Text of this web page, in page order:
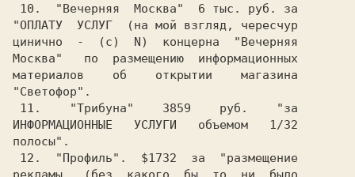
"ОПЛАТУ  УСЛУГ  (на мой взгляд, чересчур
цинично  -  (c)  N)  концерна  "Вечерняя
Москва"   по  размещению  информационных
материалов    об    открытии    магазина
"Светофор".
ИНФОРМАЦИОННЫЕ   УСЛУГИ   объемом   1/32